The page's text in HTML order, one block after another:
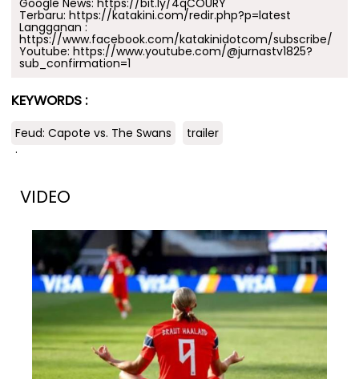
Google News: https://bit.ly/4qCOURY
Terbaru: https://katakini.com/redir.php?p=latest
Langganan :
https://www.facebook.com/katakinidotcom/subscribe/
Youtube: https://www.youtube.com/@jurnastv1825?
sub_confirmation=1
KEYWORDS :
Feud: Capote vs. The Swans
trailer
.
VIDEO